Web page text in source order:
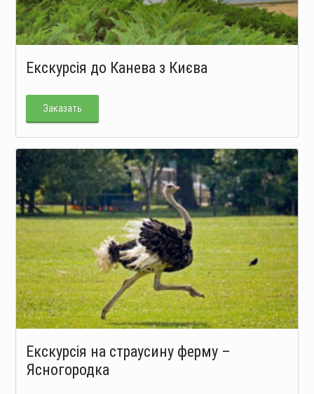
Екскурсія до Канева з Києва
Заказать
Екскурсія на страусину ферму –
Ясногородка